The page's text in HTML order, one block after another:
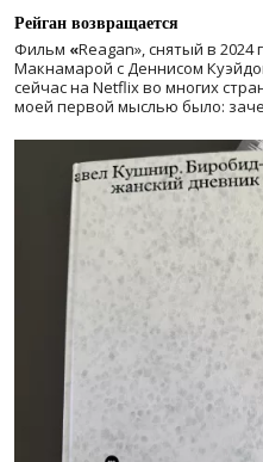
Рейган возвращается
Фильм «Reagan», снятый в 2024
Макнамарой с Деннисом
сейчас на Netflix во многих
моей первой мыслью было: